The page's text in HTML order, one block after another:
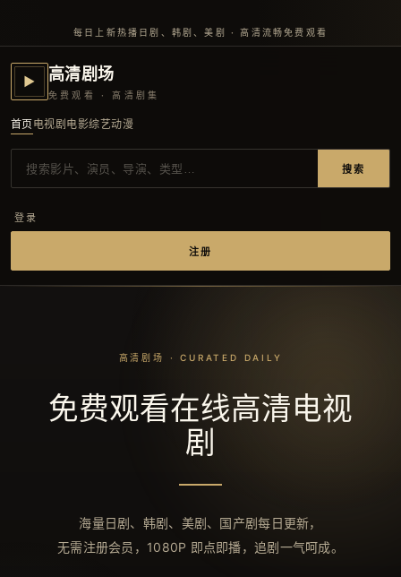
每日上新热播日剧、韩剧、美剧 · 高清流畅免费观看
▶ 高清剧场
免费观看 · 高清剧集
首页电视剧 电影综艺动漫
搜索
登录
注册
免费观看在线高清电视
剧
海量日剧、韩剧、美剧、国产剧每日更新，
无需注册会员，1080P 即点即播，追剧一气呵成。